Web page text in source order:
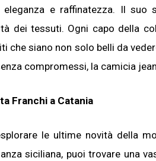
eleganza e raffinatezza. Il
dei tessuti. Ogni capo della
che siano non solo belli da
compromessi, la camicia
Franchi a Catania
le ultime novità della
siciliana, puoi trovare una